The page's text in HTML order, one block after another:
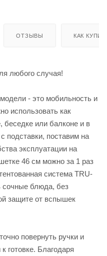
ОТЗЫВЫ КАК
любого случая!
- это мобильность и
использовать как
беседке или балконе и в
подставки, поставим на
эксплуатации на
46 см можно за 1 раз
система TRU-
сочные блюда, без
защите от вспышек
повернуть ручки и
готовке. Благодаря